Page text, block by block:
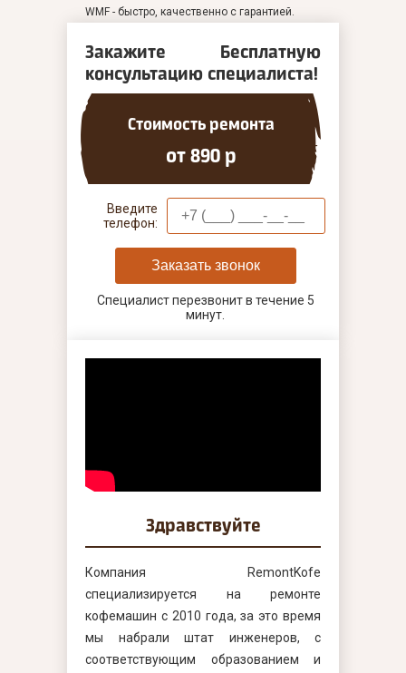
WMF - быстро, качественно с гарантией.
Закажите Бесплатную
консультацию специалиста!
Стоимость ремонта
от 890 р
Введите
телефон:
Заказать звонок
Специалист перезвонит в течение 5
минут.
Здравствуйте
Компания RemontKofe
специализируется на ремонте
кофемашин с 2010 года, за это время
мы набрали штат инженеров, с
соответствующим образованием и